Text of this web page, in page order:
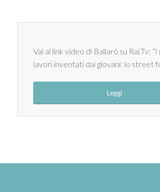
Vai al link video di Ballarò su Rai.Tv: “I
lavori inventati dai giovani: lo street
Leggi